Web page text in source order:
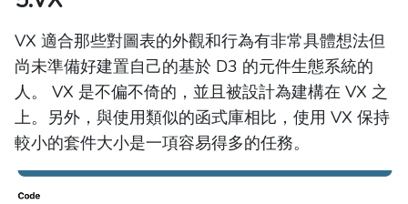
VX 適合那些對圖表的外觀和行為有非常具體想法但
尚未準備好建置自己的基於 D3 的元件生態系統的
人。 VX 是不偏不倚的，並且被設計為建構在 VX 之
上。另外，與使用類似的函式庫相比，使用 VX 保持
較小的套件大小是一項容易得多的任務。